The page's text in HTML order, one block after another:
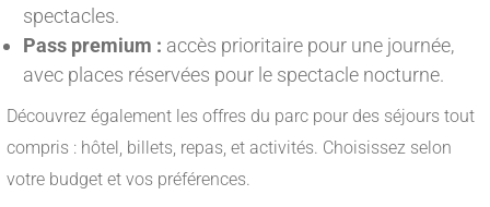
spectacles.
Pass premium : accès prioritaire pour une journée,
avec places réservées pour le spectacle nocturne.
Découvrez également les offres du parc pour des séjours tout
compris : hôtel, billets, repas, et activités. Choisissez selon
votre budget et vos préférences.